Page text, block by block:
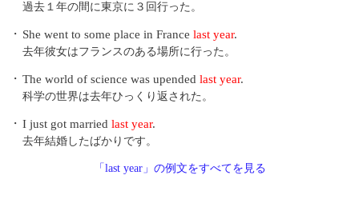
過去１年の間に東京に３回行った。
・ She went to some place in France last year.
去年彼女はフランスのある場所に行った。
・ The world of science was upended last year.
科学の世界は去年ひっくり返された。
・ I just got married last year.
去年結婚したばかりです。
「last year」の例文をすべてを見る